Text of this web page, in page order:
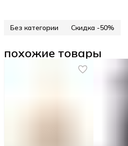
Без категории Скидка -50%
похожие товары